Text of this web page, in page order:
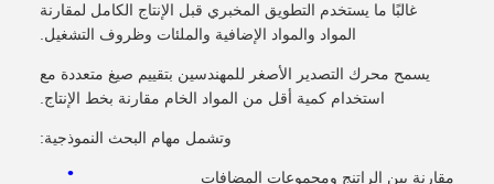
غالبًا ما يستخدم التطويق المخبري قبل الإنتاج الكامل لمقارنة
المواد والمواد الإضافية والملئات وظروف التشغيل.
يسمح محرك التصدير الأصغر للمهندسين بتقييم صيغ متعددة مع
استخدام كمية أقل من المواد الخام مقارنة بخط الإنتاج.
وتشمل مهام البحث النموذجية:
مقارنة بين الراتنج ومجموعات المضافات